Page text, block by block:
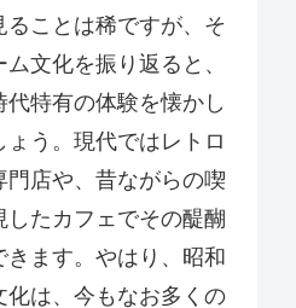
ることは稀ですが、そ
文化を振り返ると、
特有の体験を懐かし
う。現代ではレトロ
店や、昔ながらの喫
たカフェでその醍醐
ます。やはり、昭和
は、今もなお多くの